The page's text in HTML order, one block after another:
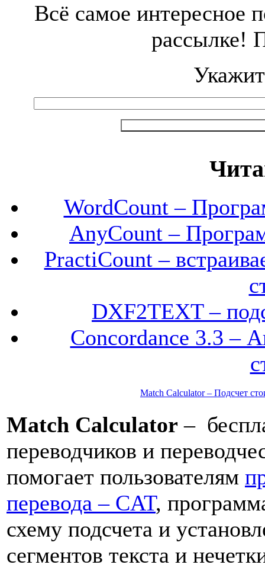
Всё самое интересное
рассылке!
WordCount –
AnyCount –
PractiCount –
DXF2TEXT –
Concordance 3.3 –
Match Calculator – Подсчет
Match Calculator –
переводчиков и
помогает пользователям
перевода – CAT,
схему подсчета и
сегментов текста и